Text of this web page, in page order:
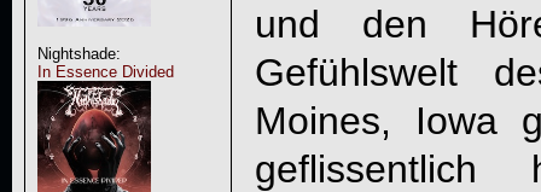
Nightshade:
In Essence Divided
und den
Gefühlswelt
Moines, Iowa